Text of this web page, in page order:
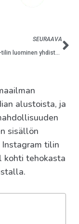
SEURAAVA
Instagram-tilin luominen yhdistykselle
alustoista, ja
sisällön
tilin
kohti tehokasta